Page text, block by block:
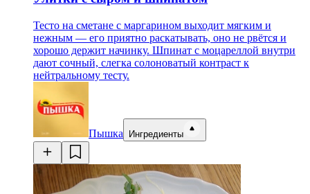
Тесто на сметане с маргарином выходит мягким и
нежным — его приятно раскатывать, оно не рвётся и
хорошо держит начинку. Шпинат с моцареллой внутри
дают сочный, слегка солоноватый контраст к
нейтральному тесту.
Пышка Ингредиенты